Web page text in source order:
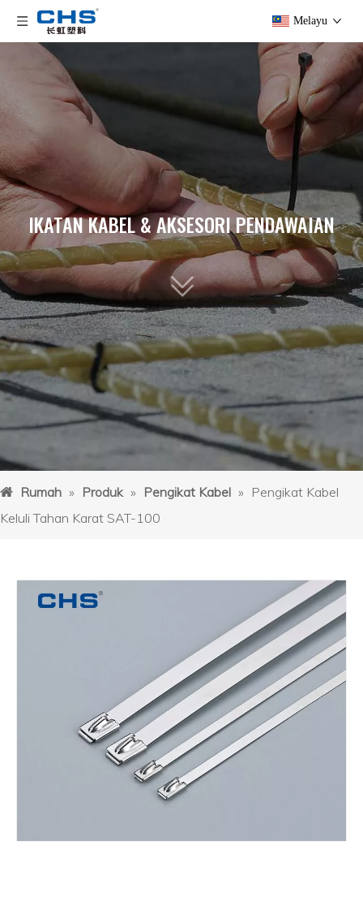
Melayu
IKATAN KABEL & AKSESORI PENDAWAIAN
Rumah » Produk » Pengikat Kabel » Pengikat Kabel
Keluli Tahan Karat SAT-100